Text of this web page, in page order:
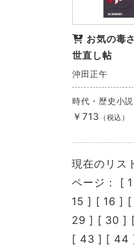
お気の毒
世直し帖
沖田正午
時代・歴史小説
￥713 （税込）
現在のリス
ページ： [ 1
15 ] [ 16 ] [
29 ] [ 30 ] [
[ 43 ] [ 44